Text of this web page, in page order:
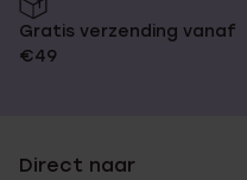
Gratis verzending vanaf
€49
Direct naar